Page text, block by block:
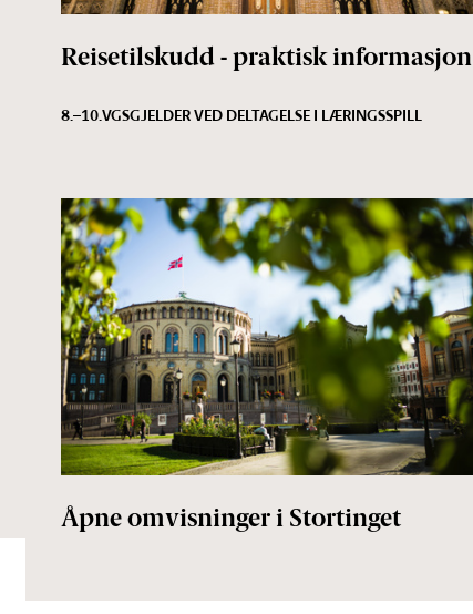
Reisetilskudd - praktisk informasjon
8.–10.VGSGJELDER VED DELTAGELSE I LÆRINGSSPILL
Åpne omvisninger i Stortinget